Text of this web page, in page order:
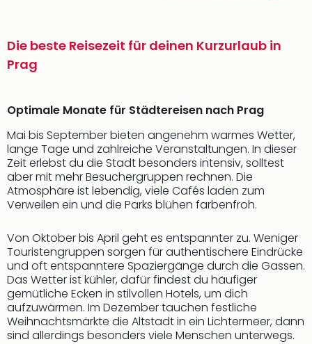
Die beste Reisezeit für deinen Kurzurlaub in
Prag
Optimale Monate für Städtereisen nach Prag
Mai bis September bieten angenehm warmes Wetter,
lange Tage und zahlreiche Veranstaltungen. In dieser
Zeit erlebst du die Stadt besonders intensiv, solltest
aber mit mehr Besuchergruppen rechnen. Die
Atmosphäre ist lebendig, viele Cafés laden zum
Verweilen ein und die Parks blühen farbenfroh.
Von Oktober bis April geht es entspannter zu. Weniger
Touristengruppen sorgen für authentischere Eindrücke
und oft entspanntere Spaziergänge durch die Gassen.
Das Wetter ist kühler, dafür findest du häufiger
gemütliche Ecken in stilvollen Hotels, um dich
aufzuwärmen. Im Dezember tauchen festliche
Weihnachtsmärkte die Altstadt in ein Lichtermeer, dann
sind allerdings besonders viele Menschen unterwegs.